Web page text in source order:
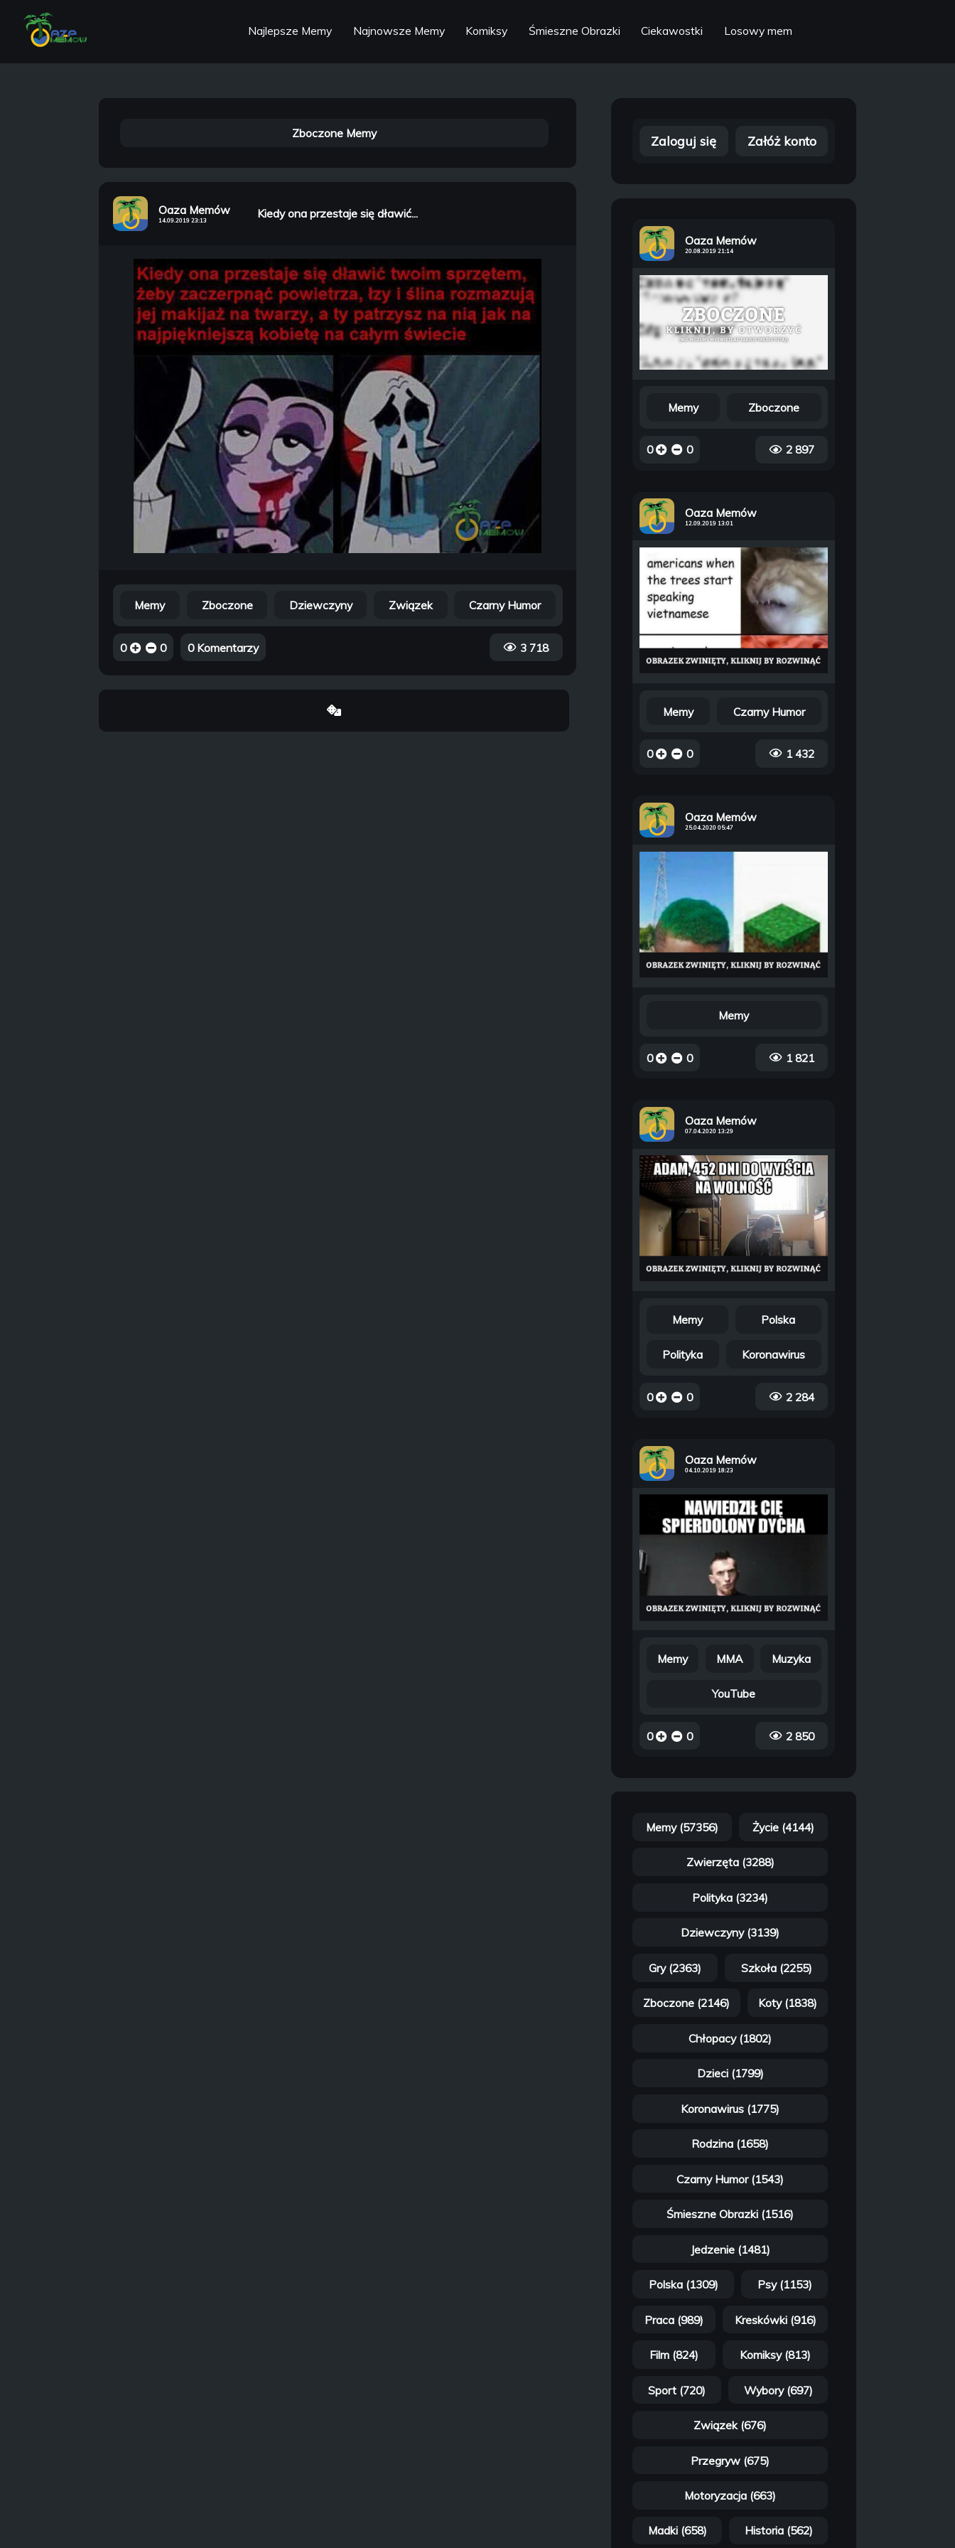
Najlepsze Memy Najnowsze Memy Komiksy Śmieszne Obrazki Ciekawostki Losowy mem
Zboczone Memy
Oaza Memów
14.09.2019 23:13 Kiedy ona przestaje się dławić...
Memy Zboczone Dziewczyny Związek Czarny Humor
0 0 0 Komentarzy 3 718
Zaloguj się Załóż konto
Oaza Memów
20.08.2019 21:14
Memy Zboczone
0 0 2 897
Oaza Memów
12.09.2019 13:01
Memy Czarny Humor
0 0 1 432
Oaza Memów
25.04.2020 05:47
Memy
0 0 1 821
Oaza Memów
07.04.2020 13:29
Memy Polska
Polityka Koronawirus
0 0 2 284
Oaza Memów
04.10.2019 18:23
Memy MMA Muzyka
YouTube
0 0 2 850
Memy (57356) Życie (4144)
Zwierzęta (3288)
Polityka (3234)
Dziewczyny (3139)
Gry (2363) Szkoła (2255)
Zboczone (2146) Koty (1838)
Chłopacy (1802)
Dzieci (1799)
Koronawirus (1775)
Rodzina (1658)
Czarny Humor (1543)
Śmieszne Obrazki (1516)
Jedzenie (1481)
Polska (1309) Psy (1153)
Praca (989) Kreskówki (916)
Film (824) Komiksy (813)
Sport (720) Wybory (697)
Związek (676)
Przegryw (675)
Motoryzacja (663)
Madki (658) Historia (562)